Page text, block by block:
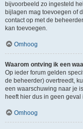
bijvoorbeeld zo ingesteld
bijlagen mag toevoegen of
contact op met de
kan toevoegen.
Omhoog
Waarom ontving ik een
Op ieder forum gelden
de beheerder) overtreedt,
een waarschuwing naar je
heeft hier dus in geen geval
Omhoog